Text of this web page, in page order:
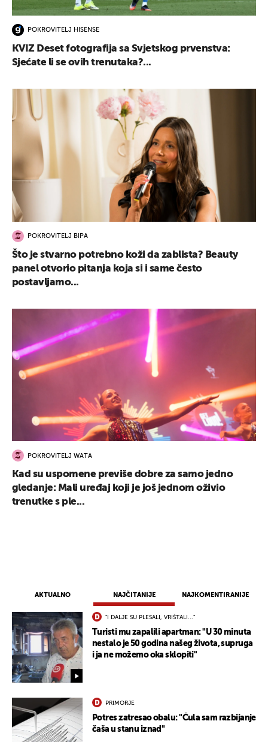
AKTUALNO NAJČITANIJE NAJKOMENTIRANIJE
"I DALJE SU PLESALI, VRIŠTALI..."
Turisti mu zapalili apartman: "U 30 minuta
nestalo je 50 godina našeg života, supruga
i ja ne možemo oka sklopiti"
PRIMORJE
Potres zatresao obalu: "Čula sam razbijanje
čaša u stanu iznad"
POKROVITELJ HISENSE
KVIZ Deset fotografija sa Svjetskog prvenstva:
Sjećate li se ovih trenutaka?...
POKROVITELJ BIPA
Što je stvarno potrebno koži da zablista? Beauty
panel otvorio pitanja koja si i same često
postavljamo...
POKROVITELJ WATA
Kad su uspomene previše dobre za samo jedno
gledanje: Mali uređaj koji je još jednom oživio
trenutke s ple...